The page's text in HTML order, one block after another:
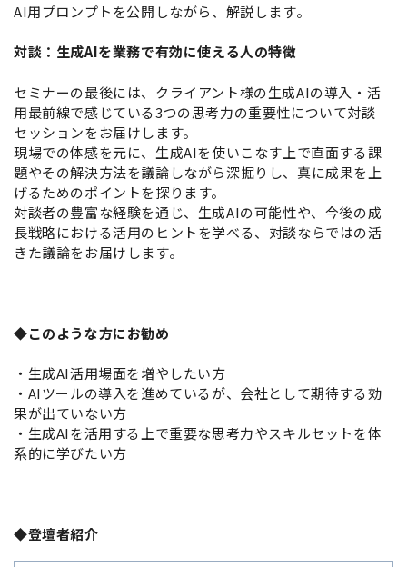
AI用プロンプトを公開しながら、解説します。
対談：生成AIを業務で有効に使える人の特徴
セミナーの最後には、クライアント様の生成AIの導入・活
用最前線で感じている3つの思考力の重要性について対談
セッションをお届けします。
現場での体感を元に、生成AIを使いこなす上で直面する課
題やその解決方法を議論しながら深掘りし、真に成果を上
げるためのポイントを探ります。
対談者の豊富な経験を通じ、生成AIの可能性や、今後の成
長戦略における活用のヒントを学べる、対談ならではの活
きた議論をお届けします。
◆このような方にお勧め
・生成AI活用場面を増やしたい方
・AIツールの導入を進めているが、会社として期待する効
果が出ていない方
・生成AIを活用する上で重要な思考力やスキルセットを体
系的に学びたい方
◆登壇者紹介